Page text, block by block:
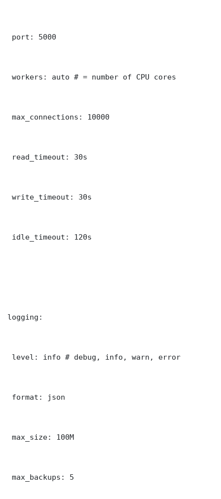
port: 5000
workers: auto # = number of CPU cores
max_connections: 10000
read_timeout: 30s
write_timeout: 30s
idle_timeout: 120s
logging:
level: info # debug, info, warn, error
format: json
max_size: 100M
max_backups: 5